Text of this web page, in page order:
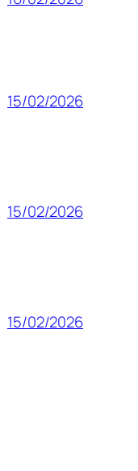
15/02/2026
15/02/2026
15/02/2026